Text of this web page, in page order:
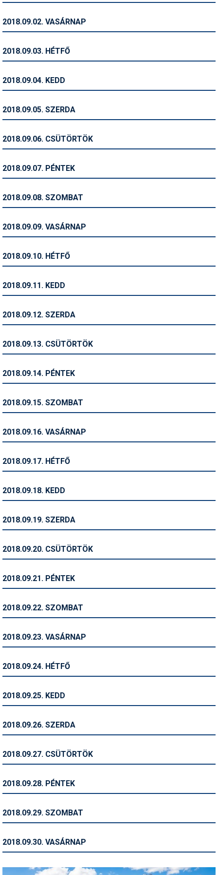
Ingatlan
Kerékpár
Magazinok
Pályázatok
Síbérletárak
Sífelszerelés
Símánia
Síszerviz
Snowboard
Szakértők
Telemark
Történelem
Utazási tippek
2018.09.02. VASÁRNAP
2018.09.03. HÉTFŐ
2018.09.04. KEDD
2018.09.05. SZERDA
2018.09.06. CSÜTÖRTÖK
2018.09.07. PÉNTEK
2018.09.08. SZOMBAT
2018.09.09. VASÁRNAP
2018.09.10. HÉTFŐ
2018.09.11. KEDD
2018.09.12. SZERDA
2018.09.13. CSÜTÖRTÖK
2018.09.14. PÉNTEK
2018.09.15. SZOMBAT
2018.09.16. VASÁRNAP
2018.09.17. HÉTFŐ
2018.09.18. KEDD
2018.09.19. SZERDA
2018.09.20. CSÜTÖRTÖK
2018.09.21. PÉNTEK
2018.09.22. SZOMBAT
2018.09.23. VASÁRNAP
2018.09.24. HÉTFŐ
2018.09.25. KEDD
2018.09.26. SZERDA
2018.09.27. CSÜTÖRTÖK
2018.09.28. PÉNTEK
2018.09.29. SZOMBAT
2018.09.30. VASÁRNAP